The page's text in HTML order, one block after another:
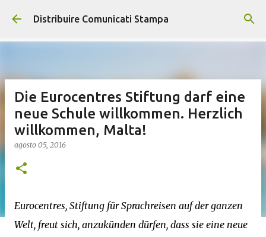
Passa ai contenuti principali
Distribuire Comunicati Stampa
Die Eurocentres Stiftung darf eine
neue Schule willkommen. Herzlich
willkommen, Malta!
agosto 05, 2016
Eurocentres, Stiftung für Sprachreisen auf der ganzen
Welt, freut sich, anzukünden dürfen, dass sie eine neue